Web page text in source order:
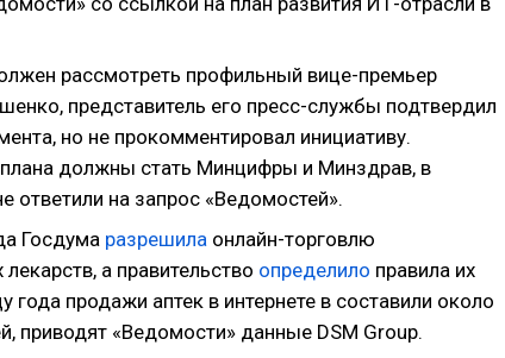
рассмотреть профильный вице-премьер
представитель его пресс-службы подтвердил
но не прокомментировал инициативу.
должны стать Минцифры и Минздрав, в
ответили на запрос «Ведомостей».
Госдума разрешила онлайн-торговлю
а правительство определило правила их
года продажи аптек в интернете в составили около
приводят «Ведомости» данные DSM Group.